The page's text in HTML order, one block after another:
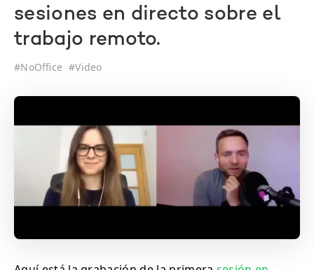
sesiones en directo sobre el
trabajo remoto.
#NoOffice #Video